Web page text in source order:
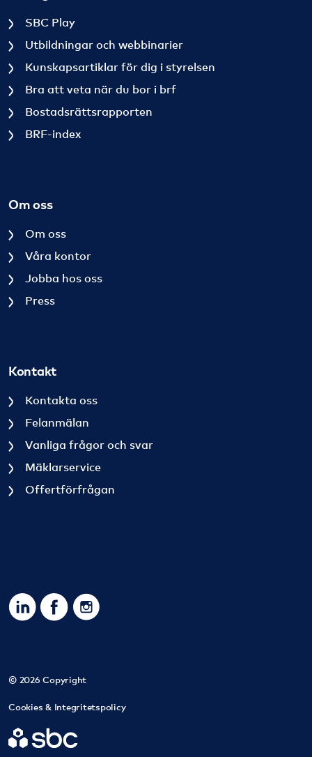
SBC Play
Utbildningar och webbinarier
Kunskapsartiklar för dig i styrelsen
Bra att veta när du bor i brf
Bostadsrättsrapporten
BRF-index
Om oss
Om oss
Våra kontor
Jobba hos oss
Press
Kontakt
Kontakta oss
Felanmälan
Vanliga frågor och svar
Mäklarservice
Offertförfrågan
© 2026 Copyright
Cookies & Integritetspolicy